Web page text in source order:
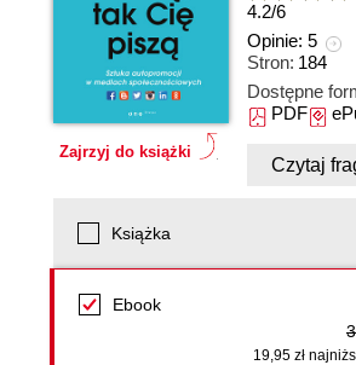
Zajrzyj do książki
4.2/6
Opinie: 5
Stron: 184
Dostępne
PDF
Czytaj
Książka
Ebook
19,95 zł